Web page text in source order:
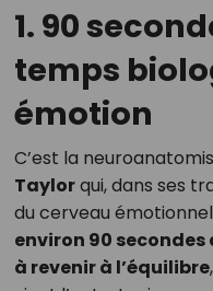
1. 90
temps
émotion
C’est la
Taylorqui, dans ses
du cerveau
environ 90
à revenir à l’équilibre